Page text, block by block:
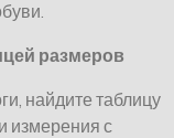
размеров
найдите таблицу
измерения с